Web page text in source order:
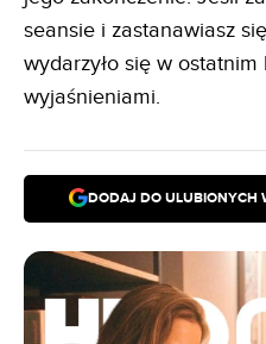
seansie i zastanawiasz
wydarzyło się w
wyjaśnieniami.
DODAJ DO ULUBIONYCH